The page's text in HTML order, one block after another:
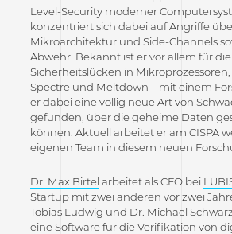
Level-Security moderner
konzentriert sich dabei auf Angriffe
Mikroarchitektur und Side-Channels
Abwehr. Bekannt ist er vor allem für
Sicherheitslücken in
Spectre und Meltdown – mit einem
er dabei eine völlig neue Art von
gefunden, über die geheime Daten
können. Aktuell arbeitet er am CISPA
eigenen Team in diesem neuen
Dr. Max Birtel arbeitet als CFO bei
Startup mit zwei anderen vor zwei
Tobias Ludwig und Dr. Michael
eine Software für die Verifikation von